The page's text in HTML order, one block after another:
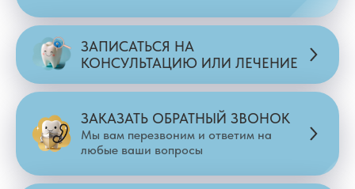
ЗАПИСАТЬСЯ НА
КОНСУЛЬТАЦИЮ ИЛИ ЛЕЧЕНИЕ
ЗАКАЗАТЬ ОБРАТНЫЙ ЗВОНОК
Мы вам перезвоним и ответим на
любые ваши вопросы